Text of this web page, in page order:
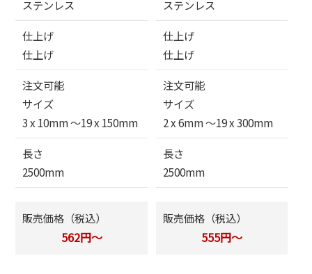
ステンレス
仕上げ
仕上げ
注文可能
サイズ
3 x 10mm 〜19 x 150mm
長さ
2500mm
販売価格（税込）
562円～
ステンレス
仕上げ
仕上げ
注文可能
サイズ
2 x 6mm 〜19 x 300mm
長さ
2500mm
販売価格（税込）
555円～